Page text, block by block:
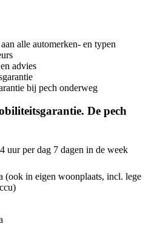
alle automerken- en typen
advies
bij pech onderweg
De pech
uur per dag 7 dagen in de week
(ook in eigen woonplaats, incl. lege